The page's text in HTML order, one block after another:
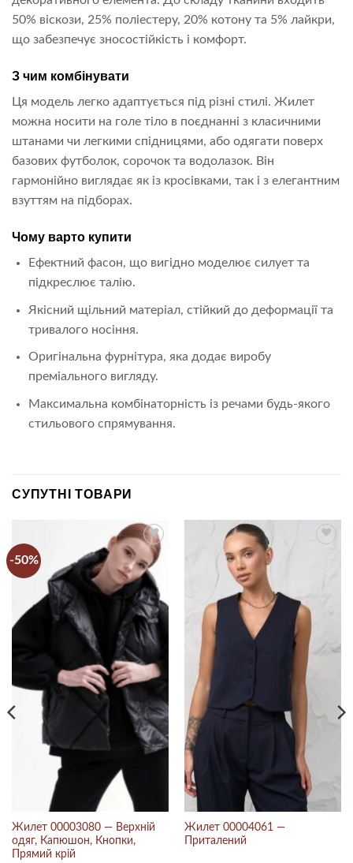
50% віскози, 25% поліестеру, 20% котону та 5% лайкри,
що забезпечує зносостійкість і комфорт.
З чим комбінувати
Ця модель легко адаптується під різні стилі. Жилет
можна носити на голе тіло в поєднанні з класичними
штанами чи легкими спідницями, або одягати поверх
базових футболок, сорочок та водолазок. Він
гармонійно виглядає як із кросівками, так і з елегантним
взуттям на підборах.
Чому варто купити
Ефектний фасон, що вигідно моделює силует та
підкреслює талію.
Якісний щільний матеріал, стійкий до деформації та
тривалого носіння.
Оригінальна фурнітура, яка додає виробу
преміального вигляду.
Максимальна комбінаторність із речами будь-якого
стильового спрямування.
СУПУТНІ ТОВАРИ
-50%
Жилет 00003080 — Верхній
одяг, Капюшон, Кнопки,
Прямий крій
Жилет 00004061 —
Приталений